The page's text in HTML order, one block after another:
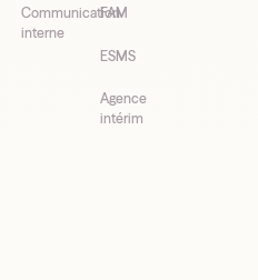
Communication
interne
FAM
ESMS
Agence
intérim